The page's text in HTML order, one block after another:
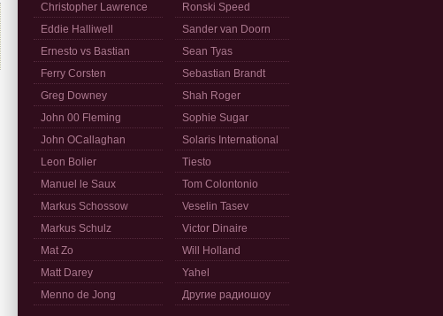
Christopher Lawrence
Eddie Halliwell
Ernesto vs Bastian
Ferry Corsten
Greg Downey
John 00 Fleming
John OCallaghan
Leon Bolier
Manuel le Saux
Markus Schossow
Markus Schulz
Mat Zo
Matt Darey
Menno de Jong
Ronski Speed
Sander van Doorn
Sean Tyas
Sebastian Brandt
Shah Roger
Sophie Sugar
Solaris International
Tiesto
Tom Colontonio
Veselin Tasev
Victor Dinaire
Will Holland
Yahel
Другие радиошоу